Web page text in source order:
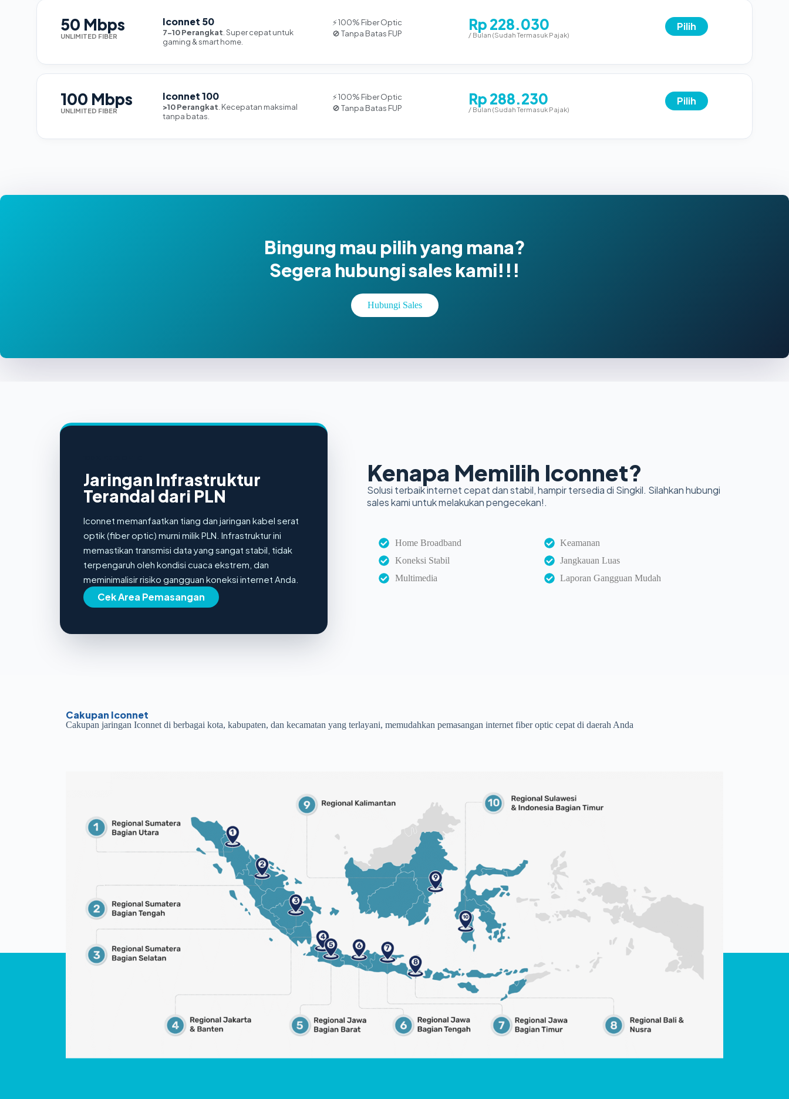
50 Mbps
UNLIMITED FIBER
Iconnet 50
7-10 Perangkat . Super cepat untuk
gaming & smart home.
⚡ 100% Fiber Optic
🚫 Tanpa Batas FUP
Rp 228.030
/ Bulan (Sudah Termasuk Pajak)
Pilih
100 Mbps
UNLIMITED FIBER
Iconnet 100
>10 Perangkat . Kecepatan maksimal
tanpa batas.
⚡ 100% Fiber Optic
🚫 Tanpa Batas FUP
Rp 288.230
/ Bulan (Sudah Termasuk Pajak)
Pilih
Bingung mau pilih yang mana?
Segera hubungi sales kami!!!
Hubungi Sales
Jaringan Infrastruktur
Terandal dari PLN
Iconnet memanfaatkan tiang dan jaringan kabel serat
optik (fiber optic) murni milik PLN. Infrastruktur ini
memastikan transmisi data yang sangat stabil, tidak
terpengaruh oleh kondisi cuaca ekstrem, dan
meminimalisir risiko gangguan koneksi internet Anda.
Cek Area Pemasangan
Kenapa Memilih Iconnet?
Solusi terbaik internet cepat dan stabil, hampir tersedia di Singkil. Silahkan hubungi
sales kami untuk melakukan pengecekan!.
Home Broadband
Koneksi Stabil
Multimedia
Keamanan
Jangkauan Luas
Laporan Gangguan Mudah
Cakupan Iconnet
Cakupan jaringan Iconnet di berbagai kota, kabupaten, dan kecamatan yang terlayani, memudahkan pemasangan internet fiber optic cepat di daerah Anda